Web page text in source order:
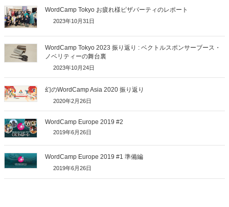
WordCamp Tokyo お疲れ様ピザパーティのレポート
2023年10月31日
WordCamp Tokyo 2023 振り返り : ベクトルスポンサーブース・
ノベリティーの舞台裏
2023年10月24日
幻のWordCamp Asia 2020 振り返り
2020年2月26日
WordCamp Europe 2019 #2
2019年6月26日
WordCamp Europe 2019 #1 準備編
2019年6月26日